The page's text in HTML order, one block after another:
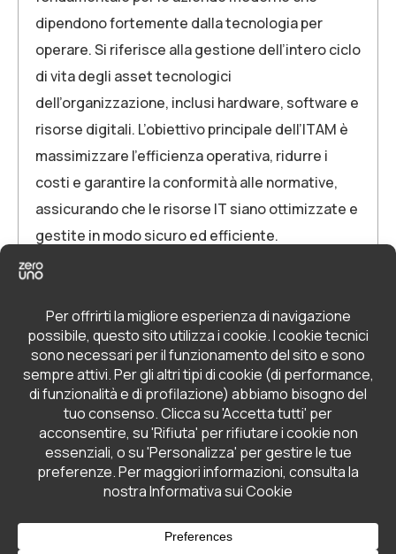
dipendono fortemente dalla tecnologia per
operare. Si riferisce alla gestione dell’intero ciclo
di vita degli asset tecnologici
dell’organizzazione, inclusi hardware, software e
risorse digitali. L’obiettivo principale dell’ITAM è
massimizzare l’efficienza operativa, ridurre i
costi e garantire la conformità alle normative,
assicurando che le risorse IT siano ottimizzate e
gestite in modo sicuro ed efficiente.
Compliance,Formazione,IT personal trainer
READ MORE
©Zerouno 2026. All rights reserved. - P.Iva.